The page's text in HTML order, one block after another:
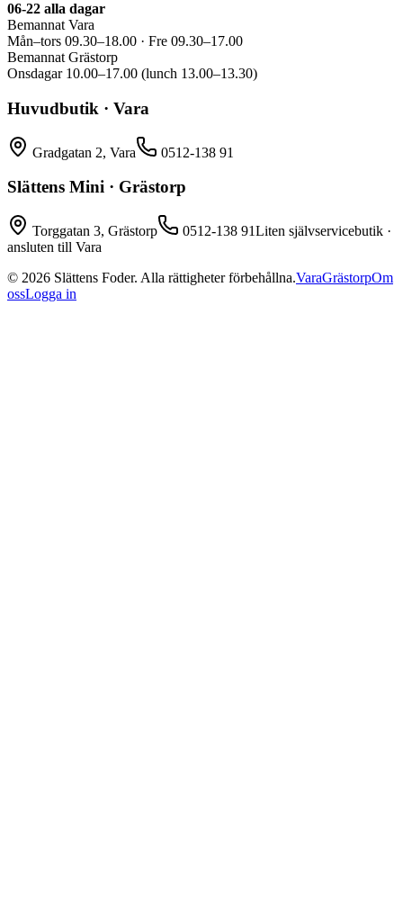
06-22 alla dagar
Bemannat Vara
Mån–tors 09.30–18.00 · Fre 09.30–17.00
Bemannat Grästorp
Onsdagar 10.00–17.00 (lunch 13.00–13.30)
Huvudbutik · Vara
Gradgatan 2, Vara 0512-138 91
Slättens Mini · Grästorp
Torggatan 3, Grästorp 0512-138 91Liten självservicebutik ·
ansluten till Vara
© 2026 Slättens Foder. Alla rättigheter förbehållna.VaraGrästorpOm
ossLogga in